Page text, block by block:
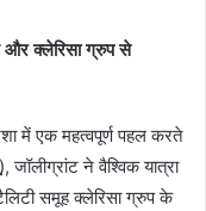
और क्लेरिसा ग्रुप से
में एक महत्वपूर्ण पहल करते
जॉलीग्रांट ने वैश्विक यात्रा
समूह क्लेरिसा ग्रुप के